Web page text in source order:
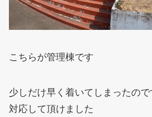
こちらが管理棟です
少しだけ早く着いてしまったの
対応して頂けました